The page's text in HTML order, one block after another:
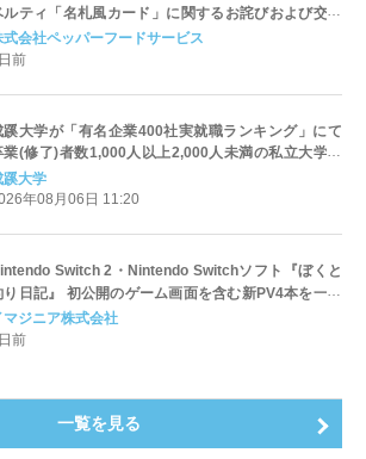
ルティ「名札風カード」に関するお詫びおよび交換
応についてのご案内
式会社ペッパーフードサービス
前
蹊大学が「有名企業400社実就職ランキング」にて
業(修了)者数1,000人以上2,000人未満の私立大学で
国第1位を獲得！～実就職率は26.5%（前年比＋
）に伸長、東京の私立大学でも10位にランクイン
蹊大学
年08月06日 11:20
Switch 2・Nintendo Switchソフト『ぼくと
り日記』 初公開のゲーム画面を含む新PV4本を一挙
開！
マジニア株式会社
前
一覧を見る